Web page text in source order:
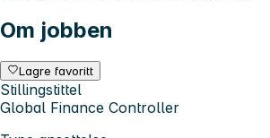
Om jobben
Lagre favoritt
Stillingstittel
Global Finance Controller